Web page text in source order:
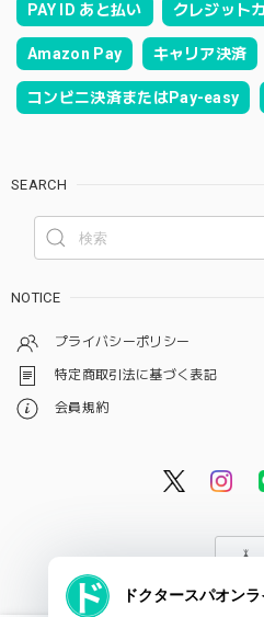
PAY ID あと払い クレジット
Amazon Pay キャリア決済
コンビニ決済またはPay-easy
SEARCH
NOTICE
プライバシーポリシー
特定商取引法に基づく表記
会員規約
© ドクタースパ・クリニッ